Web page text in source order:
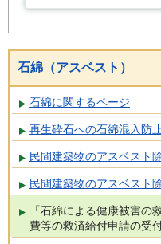
石綿（アスベスト）
石綿に関するページ
再生砕石への石綿混入防
民間建築物のアスベスト
民間建築物のアスベスト
「石綿による健康被害の
費等の救済給付申請の受